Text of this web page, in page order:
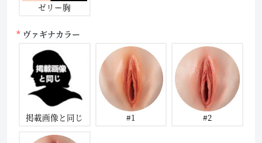
ゼリー胸
ヴァギナカラー
掲載画像と同じ #1 #2